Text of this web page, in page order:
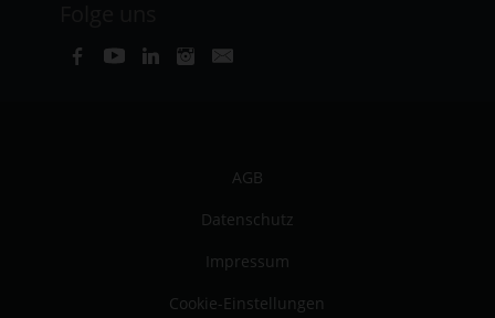
AGB
Datenschutz
Impressum
Cookie-Einstellungen